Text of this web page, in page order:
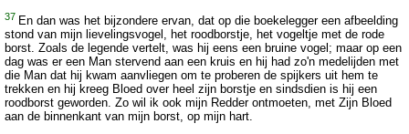
37 En dan was het bijzondere ervan, dat op die boekelegger een afbeelding
stond van mijn lievelingsvogel, het roodborstje, het vogeltje met de rode
borst. Zoals de legende vertelt, was hij eens een bruine vogel; maar op een
dag was er een Man stervend aan een kruis en hij had zo'n medelijden met
die Man dat hij kwam aanvliegen om te proberen de spijkers uit hem te
trekken en hij kreeg Bloed over heel zijn borstje en sindsdien is hij een
roodborst geworden. Zo wil ik ook mijn Redder ontmoeten, met Zijn Bloed
aan de binnenkant van mijn borst, op mijn hart.